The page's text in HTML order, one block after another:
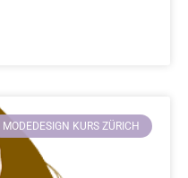
MODEDESIGN KURS ZÜRICH